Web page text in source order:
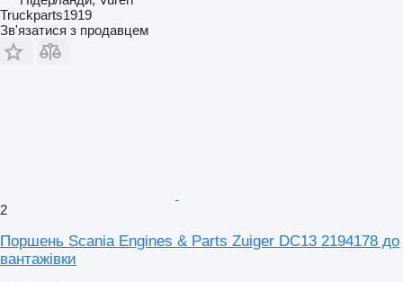
Truckparts1919
Зв'язатися з продавцем
2
Поршень Scania Engines & Parts Zuiger DC13 2194178 до
вантажівки